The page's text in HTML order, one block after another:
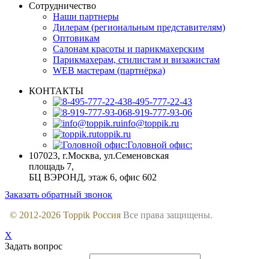
Сотрудничество
Наши партнеры
Дилерам (региональным представителям)
Оптовикам
Салонам красоты и парикмахерским
Парикмахерам, стилистам и визажистам
WEB мастерам (партнёрка)
КОНТАКТЫ
8-495-777-22-43
8-919-777-93-06
info@toppik.ru
toppik.ru
Головной офис:
107023, г.Москва, ул.Семеновская
площадь 7,
БЦ ВЭРОНД, этаж 6, офис 602
Заказать обратный звонок
© 2012-2026 Toppik Россия Все права защищены.
X
Задать вопрос